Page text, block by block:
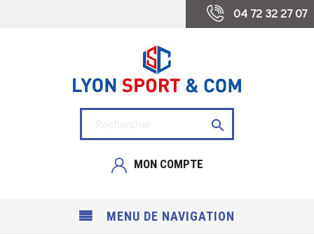
04 72 32 27 07

MON COMPTE
MENU DE NAVIGATION